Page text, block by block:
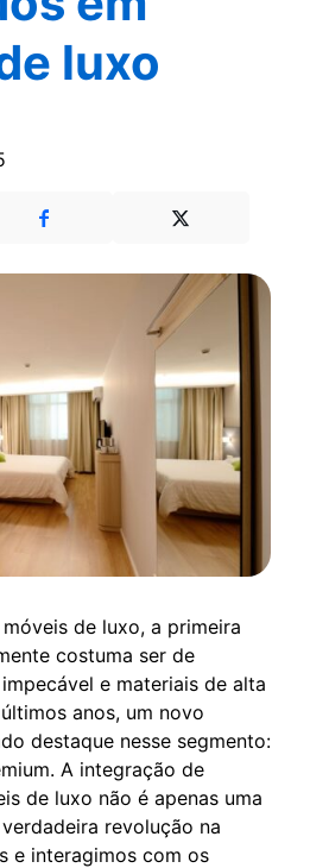
luxo
de luxo, a primeira
costuma ser de
e materiais de alta
anos, um novo
destaque nesse segmento:
A integração de
de luxo não é apenas uma
revolução na
e interagimos com os